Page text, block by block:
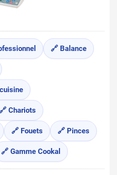
🔗 Balance
🔗 Chariots
🔗 Fouets 🔗 Pinces
🔗 Gamme Cookal